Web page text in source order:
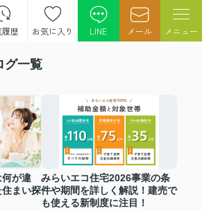
履歴 お気に入り LINE メール メニュー
グ一覧
が違
まい探
みらいエコ住宅2026事業の条
件や期間を詳しく解説！建売で
も使える新制度に注目！